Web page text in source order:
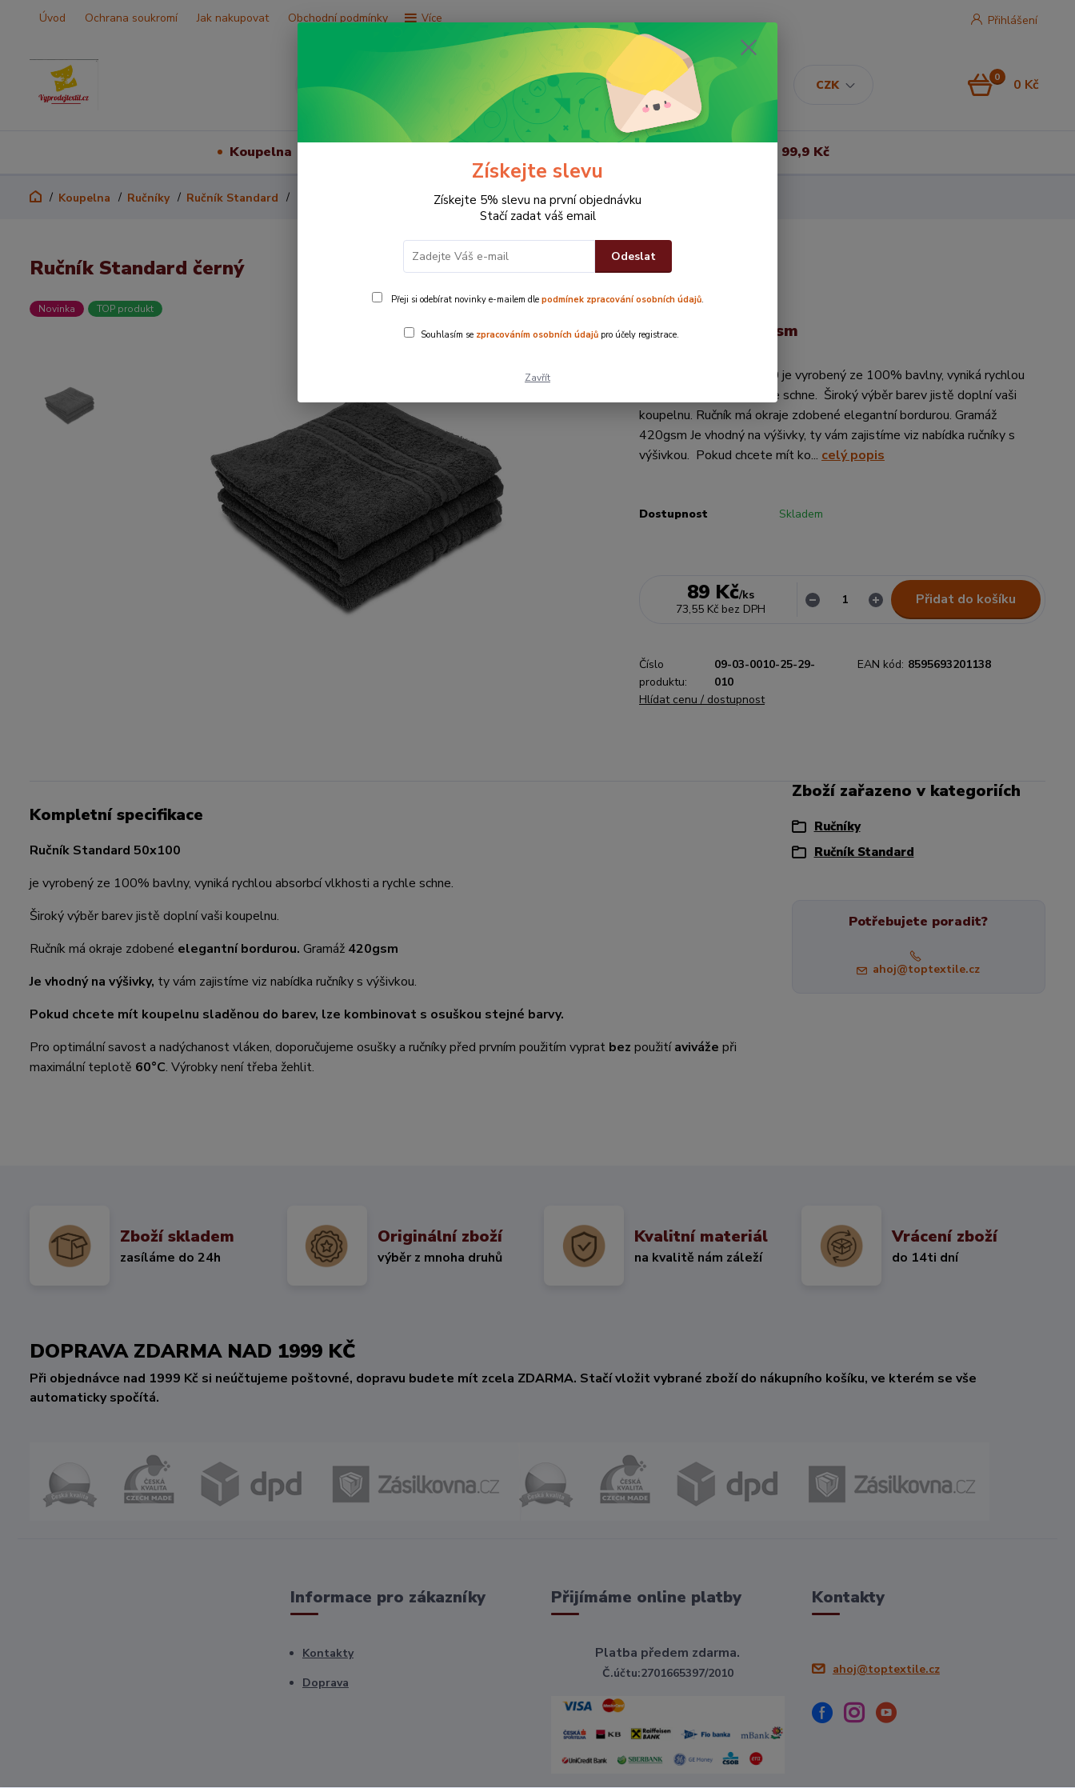
Úvod Ochrana soukromí Jak nakupovat Obchodní podmínky Více
CZK
Přihlášení
0 0 Kč
Koupelna Vše za 99,9 Kč
Koupelna Ručníky Ručník Standard
Ručník Standard černý
Novinka TOP produkt
50x100 cm, 420 gsm
Ručník Standard 50x100 je vyrobený ze 100% bavlny, vyniká rychlou
absorbcí vlkhosti a rychle schne. Široký výběr barev jistě doplní vaši
koupelnu. Ručník má okraje zdobené elegantní bordurou. Gramáž
420gsm Je vhodný na výšivky, ty vám zajistíme viz nabídka ručníky s
výšivkou. Pokud chcete mít ko... celý popis
Dostupnost Skladem
89 Kč/ks
73,55 Kč bez DPH
Přidat do košíku
Číslo
produktu:
09-03-0010-25-29-
010
EAN kód: 8595693201138
Hlídat cenu / dostupnost
Kompletní specifikace
Ručník Standard 50x100
je vyrobený ze 100% bavlny, vyniká rychlou absorbcí vlkhosti a rychle schne.
Široký výběr barev jistě doplní vaši koupelnu.
Ručník má okraje zdobené elegantní bordurou. Gramáž 420gsm
Je vhodný na výšivky, ty vám zajistíme viz nabídka ručníky s výšivkou.
Pokud chcete mít koupelnu sladěnou do barev, lze kombinovat s osuškou stejné barvy.
Pro optimální savost a nadýchanost vláken, doporučujeme osušky a ručníky před prvním použitím vyprat bez použitíaviváže při
maximální teplotě 60°C. Výrobky není třeba žehlit.
Zboží zařazeno v kategoriích
Ručníky
Ručník Standard
Potřebujete poradit?
ahoj@toptextile.cz
Zboží skladem
zasíláme do 24h
Originální zboží
výběr z mnoha druhů
Kvalitní materiál
na kvalitě nám záleží
Vrácení zboží
do 14ti dní
DOPRAVA ZDARMA NAD 1999 KČ
Při objednávce nad 1999 Kč si neúčtujeme poštovné, dopravu budete mít zcela ZDARMA. Stačí vložit vybrané zboží do nákupního košíku, ve kterém se vše
automaticky spočítá.
Informace pro zákazníky
Kontakty
Doprava
Přijímáme online platby
Platba předem zdarma.
Č.účtu:2701665397/2010
Kontakty
ahoj@toptextile.cz
Získejte slevu
Získejte 5% slevu na první objednávku
Stačí zadat váš email
Odeslat
Přeji si odebírat novinky e-mailem dle podmínek zpracování osobních údajů.
Souhlasím se zpracováním osobních údajů pro účely registrace.
Zavřít